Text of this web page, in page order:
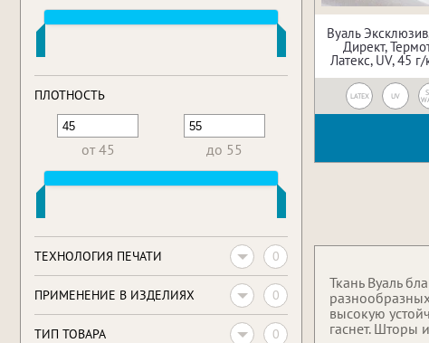
ПЛОТНОСТЬ
от 45 до 55
ТЕХНОЛОГИЯ ПЕЧАТИ 0
ПРИМЕНЕНИЕ В ИЗДЕЛИЯХ 0
ТИП ТОВАРА 0
Вуаль
Директ,
Латекс, UV, 45
LATEX UV
Ткань Вуаль
высокую
гаснет. Шторы